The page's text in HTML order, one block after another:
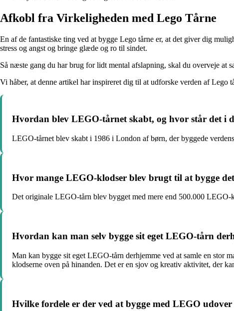
Afkobl fra Virkeligheden med Lego Tårne
En af de fantastiske ting ved at bygge Lego tårne er, at det giver dig
stress og angst og bringe glæde og ro til sindet.
Så næste gang du har brug for lidt mental afslapning, skal du overveje
Vi håber, at denne artikel har inspireret dig til at udforske verden af Lego
Hvordan blev LEGO-tårnet skabt, og hvor står det i
LEGO-tårnet blev skabt i 1986 i London af børn, der byggede
Hvor mange LEGO-klodser blev brugt til at bygge
Det originale LEGO-tårn blev bygget med mere end 500.000
Hvordan kan man selv bygge sit eget LEGO-tårn
Man kan bygge sit eget LEGO-tårn derhjemme ved at samle en stor
klodserne oven på hinanden. Det er en sjov og kreativ aktivitet, der
Hvilke fordele er der ved at bygge med LEGO